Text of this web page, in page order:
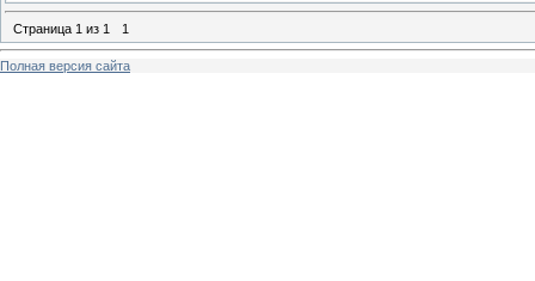
Страница 1 из 1 1
Полная версия сайта